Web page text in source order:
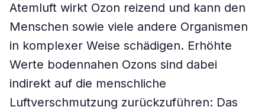
Atemluft wirkt Ozon reizend und kann den
Menschen sowie viele andere Organismen
in komplexer Weise schädigen. Erhöhte
Werte bodennahen Ozons sind dabei
indirekt auf die menschliche
Luftverschmutzung zurückzuführen: Das